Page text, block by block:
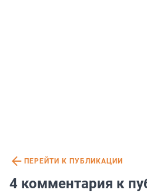
ПЕРЕЙТИ К ПУБЛИКАЦИИ
4 комментария к